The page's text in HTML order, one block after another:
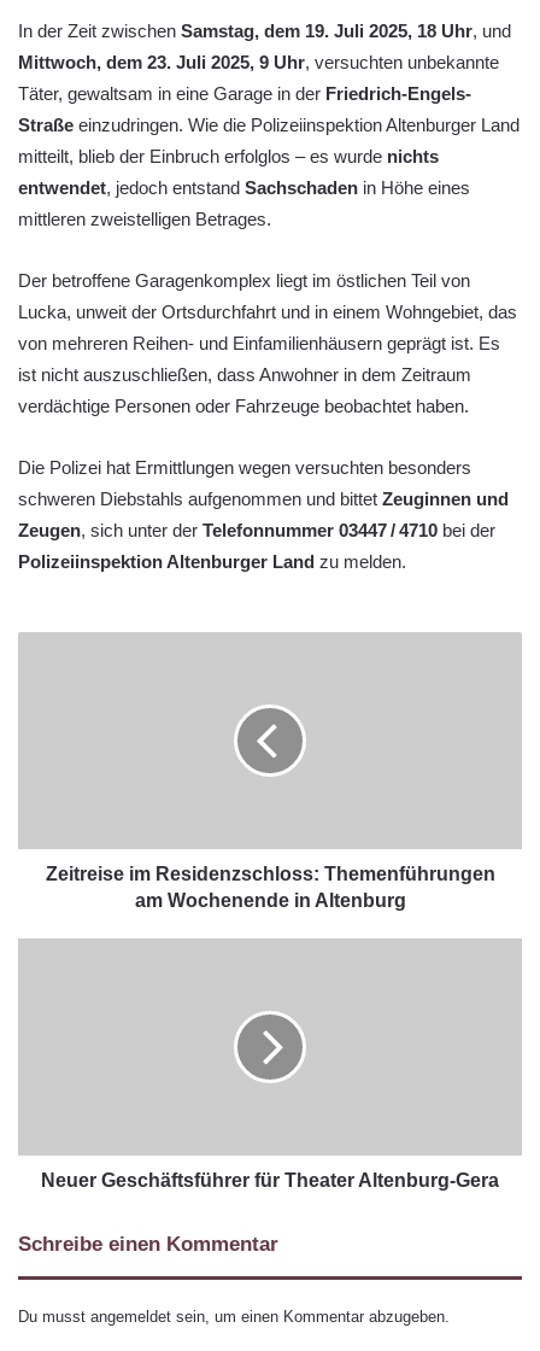
In der Zeit zwischen Samstag, dem 19. Juli 2025, 18 Uhr, und
Mittwoch, dem 23. Juli 2025, 9 Uhr, versuchten unbekannte
Täter, gewaltsam in eine Garage in der Friedrich-Engels-
Straße einzudringen. Wie die Polizeiinspektion Altenburger Land
mitteilt, blieb der Einbruch erfolglos – es wurde nichts
entwendet, jedoch entstand Sachschaden in Höhe eines
mittleren zweistelligen Betrages.
Der betroffene Garagenkomplex liegt im östlichen Teil von
Lucka, unweit der Ortsdurchfahrt und in einem Wohngebiet, das
von mehreren Reihen- und Einfamilienhäusern geprägt ist. Es
ist nicht auszuschließen, dass Anwohner in dem Zeitraum
verdächtige Personen oder Fahrzeuge beobachtet haben.
Die Polizei hat Ermittlungen wegen versuchten besonders
schweren Diebstahls aufgenommen und bittet Zeuginnen und
Zeugen, sich unter der Telefonnummer 03447 / 4710 bei der
Polizeiinspektion Altenburger Land zu melden.
Zeitreise im Residenzschloss: Themenführungen
am Wochenende in Altenburg
Neuer Geschäftsführer für Theater Altenburg-Gera
Schreibe einen Kommentar
Du musst angemeldet sein, um einen Kommentar abzugeben.